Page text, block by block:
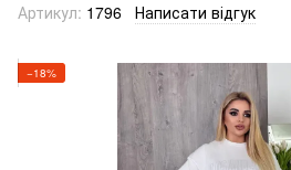
Артикул: 1796 Написати відгук
−18%